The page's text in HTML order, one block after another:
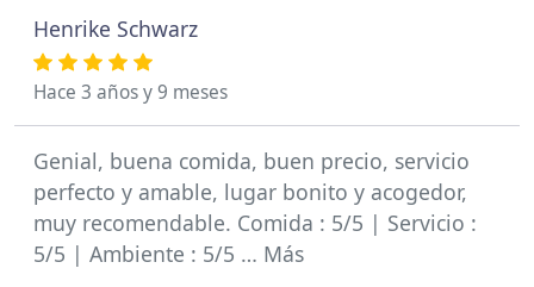
Henrike Schwarz
Hace 3 años y 9 meses
Genial, buena comida, buen precio, servicio
perfecto y amable, lugar bonito y acogedor,
muy recomendable. Comida : 5/5 | Servicio :
5/5 | Ambiente : 5/5 … Más